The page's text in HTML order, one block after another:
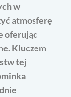
w
atmosferę
oferując
Kluczem
tej